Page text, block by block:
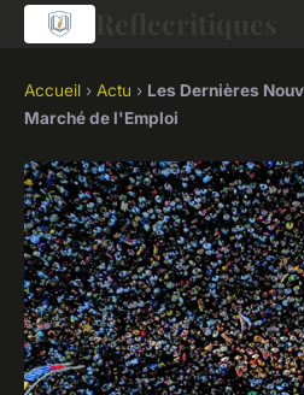
Accueil › Actu › Les Dernières
Marché de l'Emploi